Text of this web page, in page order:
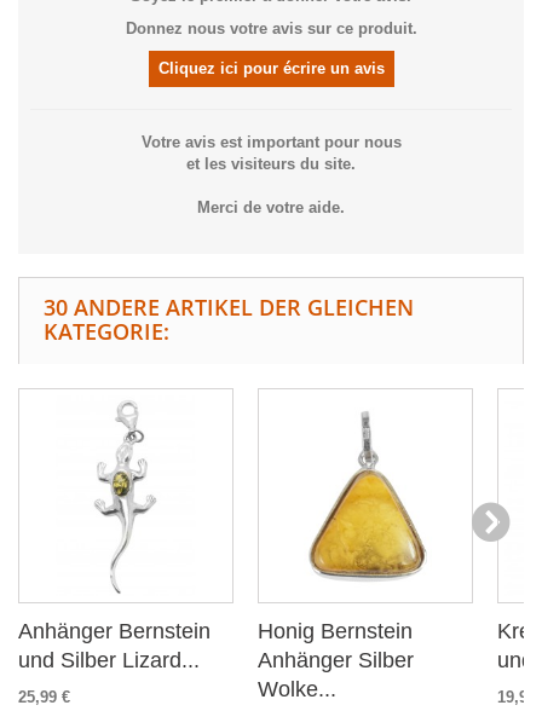
Donnez nous votre avis sur ce produit.
Cliquez ici pour écrire un avis
Votre avis est important pour nous
et les visiteurs du site.
Merci de votre aide.
30 ANDERE ARTIKEL DER GLEICHEN
KATEGORIE:
Anhänger Bernstein
und Silber Lizard...
25,99 €
Honig Bernstein
Anhänger Silber
Wolke...
und
19,99